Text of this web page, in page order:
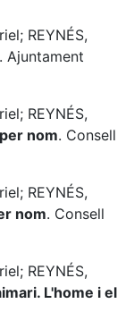
REYNÉS,
. Ajuntament
REYNÉS,
nom. Consell
REYNÉS,
nom. Consell
REYNÉS,
L'home i el